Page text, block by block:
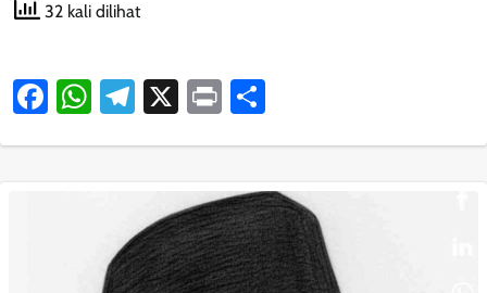
32 kali dilihat
Facebook
WhatsApp
Telegram
X Print